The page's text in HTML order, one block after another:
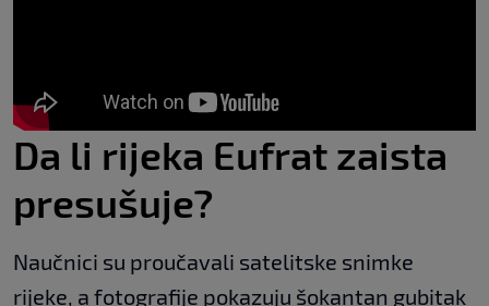
Da li rijeka Eufrat zaista
presušuje?
Naučnici su proučavali satelitske snimke
rijeke, a fotografije pokazuju šokantan gubitak